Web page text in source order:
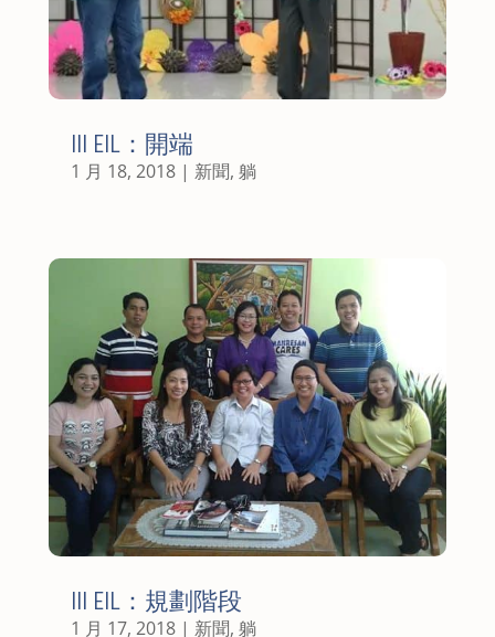
III EIL：開端
1 月 18, 2018| 新聞, 躺
III EIL：規劃階段
1 月 17, 2018| 新聞, 躺